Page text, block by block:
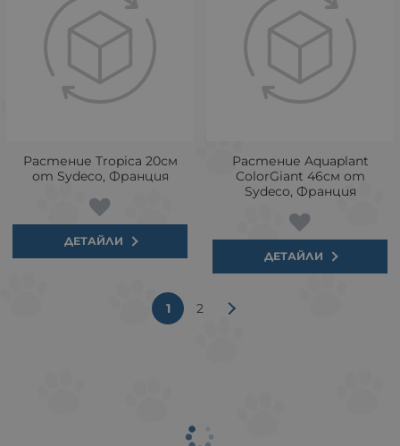
Растение Tropica 20см
от Sydeco, Франция
ДЕТАЙЛИ
Растение Aquaplant
ColorGiant 46см от
Sydeco, Франция
ДЕТАЙЛИ
1 2